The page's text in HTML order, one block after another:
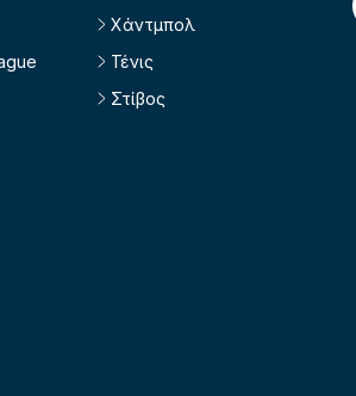
Χάντμπολ
Τένις
Στίβος